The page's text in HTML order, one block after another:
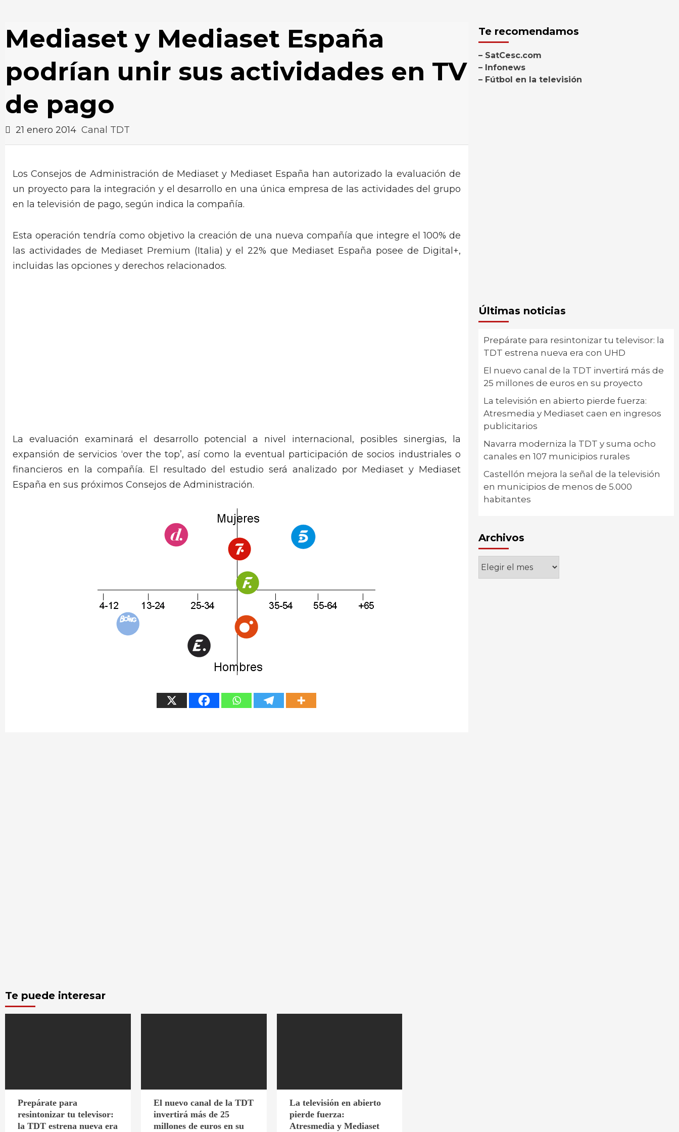
Mediaset y Mediaset España
podrían unir sus actividades en TV
de pago
21 enero 2014 Canal TDT
Los Consejos de Administración de Mediaset y Mediaset España han autorizado la evaluación de
un proyecto para la integración y el desarrollo en una única empresa de las actividades del grupo
en la televisión de pago, según indica la compañía.
Esta operación tendría como objetivo la creación de una nueva compañía que integre el 100% de
las actividades de Mediaset Premium (Italia) y el 22% que Mediaset España posee de Digital+,
incluidas las opciones y derechos relacionados.
La evaluación examinará el desarrollo potencial a nivel internacional, posibles sinergias, la
expansión de servicios ‘over the top’, así como la eventual participación de socios industriales o
financieros en la compañía. El resultado del estudio será analizado por Mediaset y Mediaset
España en sus próximos Consejos de Administración.
Te recomendamos
– SatCesc.com
– Infonews
– Fútbol en la televisión
Últimas noticias
Prepárate para resintonizar tu televisor: la
TDT estrena nueva era con UHD
El nuevo canal de la TDT invertirá más de
25 millones de euros en su proyecto
La televisión en abierto pierde fuerza:
Atresmedia y Mediaset caen en ingresos
publicitarios
Navarra moderniza la TDT y suma ocho
canales en 107 municipios rurales
Castellón mejora la señal de la televisión
en municipios de menos de 5.000
habitantes
Archivos
Archivos
Te puede interesar
Prepárate para
resintonizar tu televisor:
la TDT estrena nueva era
El nuevo canal de la TDT
invertirá más de 25
millones de euros en su
La televisión en abierto
pierde fuerza:
Atresmedia y Mediaset